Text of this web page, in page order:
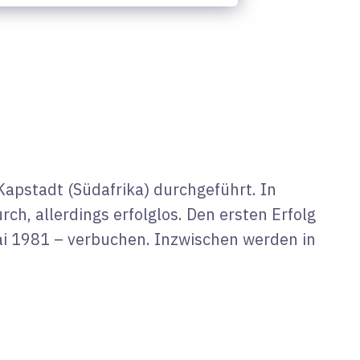
(Südafrika) durchgeführt. In
allerdings erfolglos. Den ersten Erfolg
– verbuchen. Inzwischen werden in